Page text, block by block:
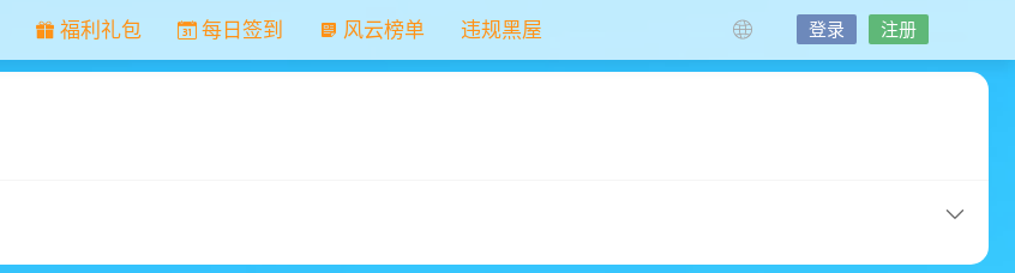
福利礼包 每日签到 风云榜单 违规黑屋 登录 注册